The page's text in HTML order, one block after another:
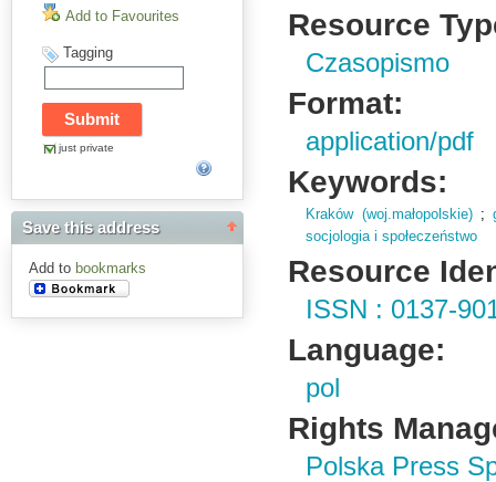
Add to Favourites
Tagging
just private
Save this address
Add to bookmarks
Resource
Czasopismo
Format:
application/pdf
Keywords:
Kraków (woj.małopolskie);
socjologia i społeczeństwo
Resource
ISSN : 0137-
Language:
pol
Rights
Polska Press